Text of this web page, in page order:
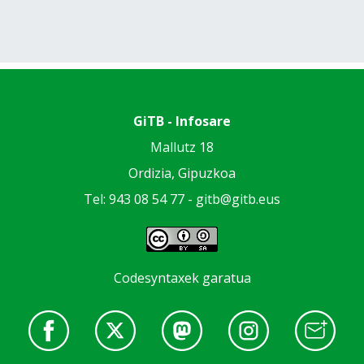
GiTB - Infosare
Mallutz 18
Ordizia, Gipuzkoa
Tel: 943 08 54 77 - gitb@gitb.eus
Codesyntaxek garatua